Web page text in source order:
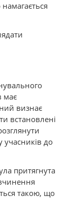
має
визнає
встановлені
до
притягнута
такою, що